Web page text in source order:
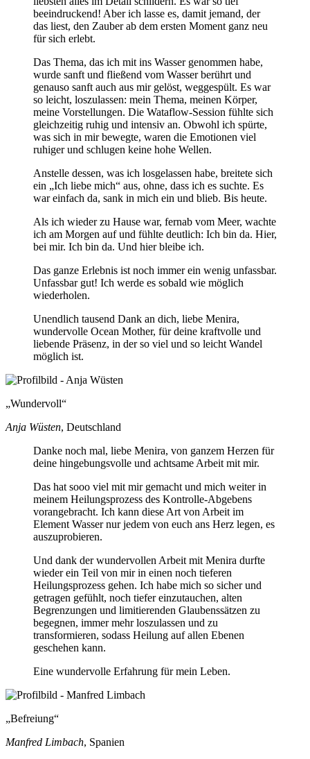
beeindruckend! Aber ich lasse es, damit jemand, der
das liest, den Zauber ab dem ersten Moment ganz neu
für sich erlebt.
Das Thema, das ich mit ins Wasser genommen habe,
wurde sanft und fließend vom Wasser berührt und
genauso sanft auch aus mir gelöst, weggespült. Es war
so leicht, loszulassen: mein Thema, meinen Körper,
meine Vorstellungen. Die Wataflow-Session fühlte sich
gleichzeitig ruhig und intensiv an. Obwohl ich spürte,
was sich in mir bewegte, waren die Emotionen viel
ruhiger und schlugen keine hohe Wellen.
Anstelle dessen, was ich losgelassen habe, breitete sich
ein „Ich liebe mich“ aus, ohne, dass ich es suchte. Es
war einfach da, sank in mich ein und blieb. Bis heute.
Als ich wieder zu Hause war, fernab vom Meer, wachte
ich am Morgen auf und fühlte deutlich: Ich bin da. Hier,
bei mir. Ich bin da. Und hier bleibe ich.
Das ganze Erlebnis ist noch immer ein wenig unfassbar.
Unfassbar gut! Ich werde es sobald wie möglich
wiederholen.
Unendlich tausend Dank an dich, liebe Menira,
wundervolle Ocean Mother, für deine kraftvolle und
liebende Präsenz, in der so viel und so leicht Wandel
möglich ist.
Wundervoll
Anja Wüsten, Deutschland
Danke noch mal, liebe Menira, von ganzem Herzen für
deine hingebungsvolle und achtsame Arbeit mit mir.
Das hat sooo viel mit mir gemacht und mich weiter in
meinem Heilungsprozess des Kontrolle-Abgebens
vorangebracht. Ich kann diese Art von Arbeit im
Element Wasser nur jedem von euch ans Herz legen, es
auszuprobieren.
Und dank der wundervollen Arbeit mit Menira durfte
wieder ein Teil von mir in einen noch tieferen
Heilungsprozess gehen. Ich habe mich so sicher und
getragen gefühlt, noch tiefer einzutauchen, alten
Begrenzungen und limitierenden Glaubenssätzen zu
begegnen, immer mehr loszulassen und zu
transformieren, sodass Heilung auf allen Ebenen
geschehen kann.
Eine wundervolle Erfahrung für mein Leben.
Befreiung
Manfred Limbach, Spanien